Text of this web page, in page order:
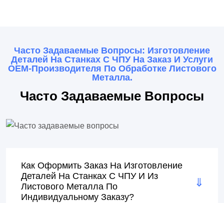
Часто Задаваемые Вопросы: Изготовление
Деталей На Станках С ЧПУ На Заказ И Услуги
OEM-Производителя По Обработке Листового
Металла.
Часто Задаваемые Вопросы
Как Оформить Заказ На Изготовление
Деталей На Станках С ЧПУ И Из
Листового Металла По
Индивидуальному Заказу?